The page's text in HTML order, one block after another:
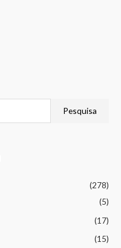
Pesquisa
(278)
(5)
(17)
(15)